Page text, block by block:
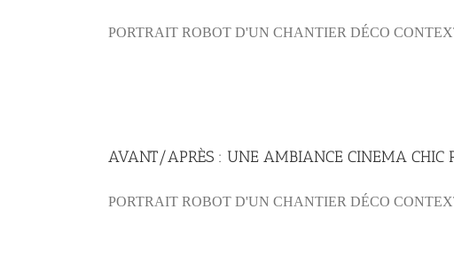
PORTRAIT ROBOT D'UN CHANTIER DÉCO
AVANT/APRÈS : UNE AMBIANCE CINEMA CHIC
PORTRAIT ROBOT D'UN CHANTIER DÉCO